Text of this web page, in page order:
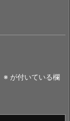
※ が付いている欄